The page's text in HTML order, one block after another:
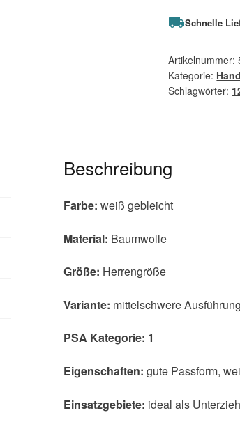
Schnelle
Artikelnummer:
Kategorie:
Schlagwörter:
Beschreibung
Farbe: weiß gebleicht
Material: Baumwolle
Größe: Herrengröße
Variante: mittelschwere Ausführung
PSA Kategorie: 1
Eigenschaften: gute Passform,
Einsatzgebiete: ideal als